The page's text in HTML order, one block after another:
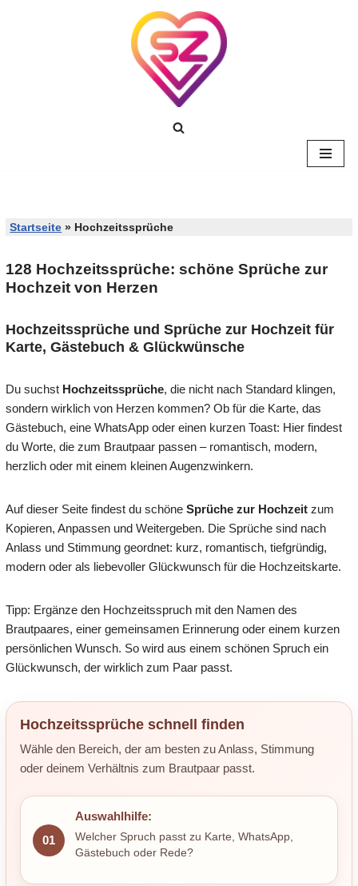
Startseite » Hochzeitssprüche
128 Hochzeitssprüche: schöne Sprüche zur
Hochzeit von Herzen
Hochzeitssprüche und Sprüche zur Hochzeit für
Karte, Gästebuch & Glückwünsche
Du suchst Hochzeitssprüche, die nicht nach Standard klingen,
sondern wirklich von Herzen kommen? Ob für die Karte, das
Gästebuch, eine WhatsApp oder einen kurzen Toast: Hier findest
du Worte, die zum Brautpaar passen – romantisch, modern,
herzlich oder mit einem kleinen Augenzwinkern.
Auf dieser Seite findest du schöneSprüche zur Hochzeit zum
Kopieren, Anpassen und Weitergeben. Die Sprüche sind nach
Anlass und Stimmung geordnet: kurz, romantisch, tiefgründig,
modern oder als liebevoller Glückwunsch für die Hochzeitskarte.
Tipp: Ergänze den Hochzeitsspruch mit den Namen des
Brautpaares, einer gemeinsamen Erinnerung oder einem kurzen
persönlichen Wunsch. So wird aus einem schönen Spruch ein
Glückwunsch, der wirklich zum Paar passt.
Hochzeitssprüche schnell finden
Wähle den Bereich, der am besten zu Anlass, Stimmung
oder deinem Verhältnis zum Brautpaar passt.
01
Auswahlhilfe:
Welcher Spruch passt zu Karte, WhatsApp,
Gästebuch oder Rede?